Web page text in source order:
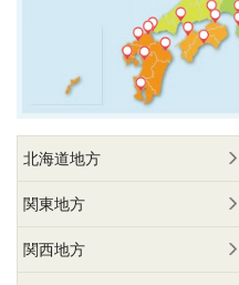
北海道地方
関東地方
関西地方